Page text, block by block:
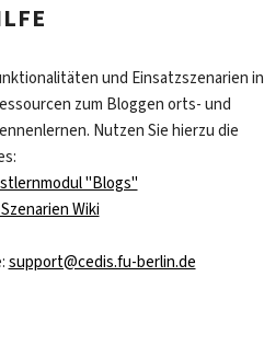
und Einsatzszenarien in
zum Bloggen orts- und
Nutzen Sie hierzu die
"Blogs"
Wiki
support@cedis.fu-berlin.de